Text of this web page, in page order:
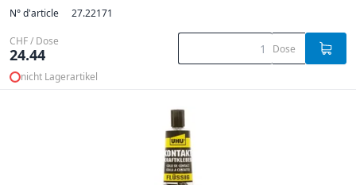
N° d'article 27.22171
CHF / Dose
24.44 Dose
nicht Lagerartikel